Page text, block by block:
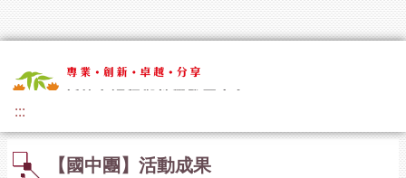
:::
【國中團】活動成果